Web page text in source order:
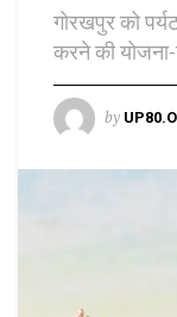
गोरखपुर को
करने की
by